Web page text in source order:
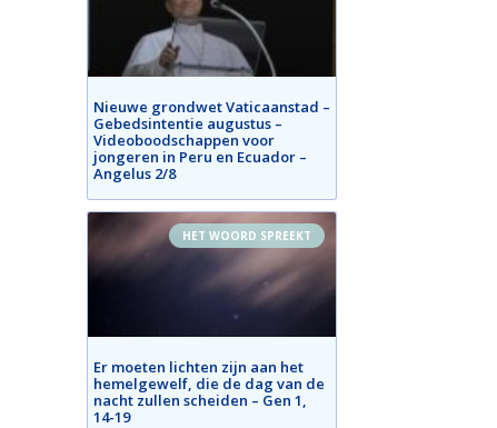
Nieuwe grondwet Vaticaanstad –
Gebedsintentie augustus –
Videoboodschappen voor
jongeren in Peru en Ecuador –
Angelus 2/8
HET WOORD SPREEKT
Er moeten lichten zijn aan het
hemelgewelf, die de dag van de
nacht zullen scheiden – Gen 1,
14-19